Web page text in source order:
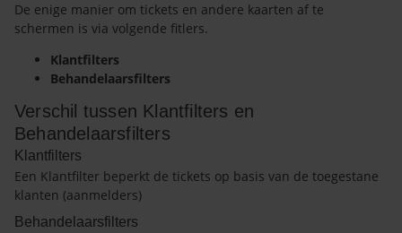
De enige manier om tickets en andere kaarten af te
schermen is via volgende fitlers.
Klantfilters
Behandelaarsfilters
Verschil tussen Klantfilters en
Behandelaarsfilters
Klantfilters
Een Klantfilter beperkt de tickets op basis van de toegestane
klanten (aanmelders)
Behandelaarsfilters